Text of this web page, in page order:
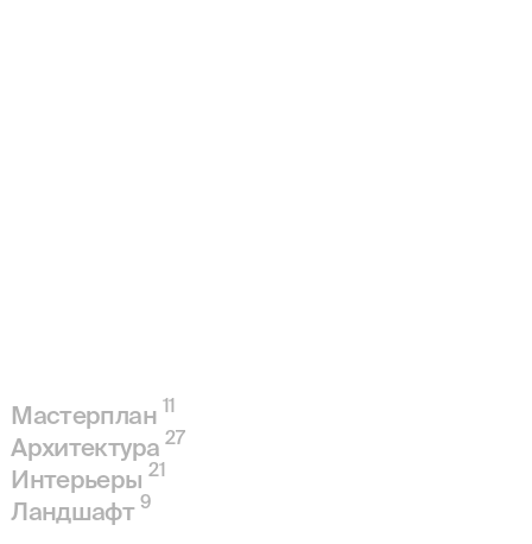
Мастерплан 11
Архитектура 27
Интерьеры 21
Ландшафт 9